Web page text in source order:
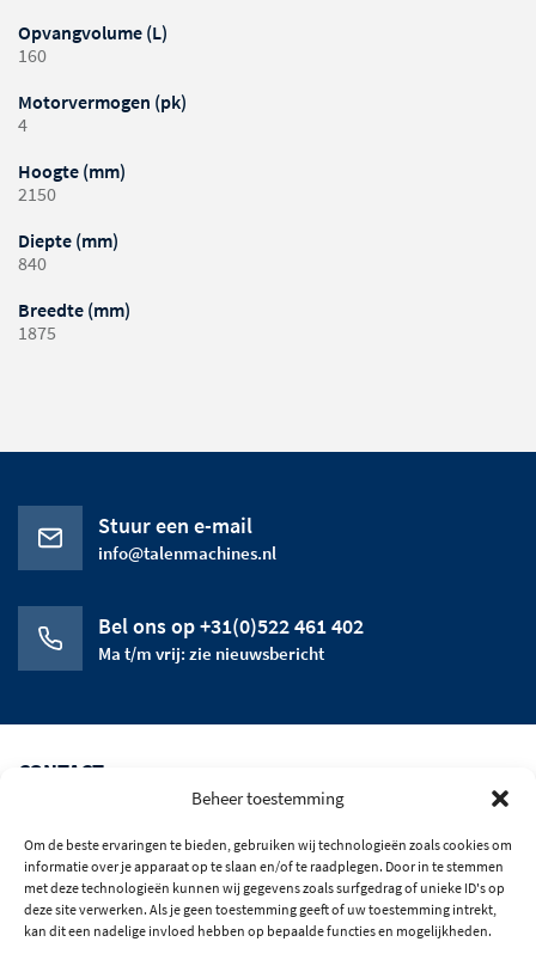
Beheer toestemming
Om de beste ervaringen te bieden, gebruiken wij technologieën zoals cookies om
informatie over je apparaat op te slaan en/of te raadplegen. Door in te stemmen
met deze technologieën kunnen wij gegevens zoals surfgedrag of unieke ID's op
deze site verwerken. Als je geen toestemming geeft of uw toestemming intrekt,
kan dit een nadelige invloed hebben op bepaalde functies en mogelijkheden.
Opvangvolume (L)
160
Motorvermogen (pk)
4
Hoogte (mm)
2150
Diepte (mm)
840
Breedte (mm)
1875
Stuur een e-mail
info@talenmachines.nl
Bel ons op +31(0)522 461 402
Ma t/m vrij: zie nieuwsbericht
CONTACT
HET BEDRIJF
OPENINGSTIJDEN